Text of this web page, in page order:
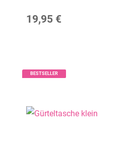
19,95 €
BESTSELLER